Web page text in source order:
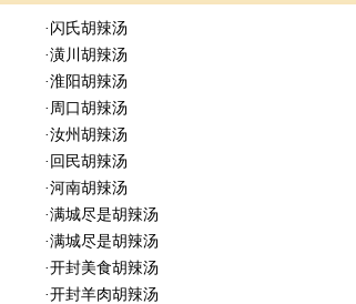
·闪氏胡辣汤
·潢川胡辣汤
·淮阳胡辣汤
·周口胡辣汤
·汝州胡辣汤
·回民胡辣汤
·河南胡辣汤
·满城尽是胡辣汤
·满城尽是胡辣汤
·开封美食胡辣汤
·开封羊肉胡辣汤